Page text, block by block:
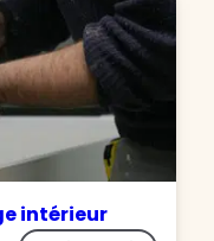
intérieur